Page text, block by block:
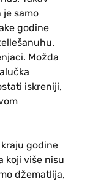
je samo
godine
Možda
iskreniji,
godine
koji više nisu
džematlija,